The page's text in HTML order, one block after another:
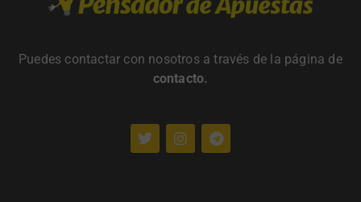
Puedes contactar con nosotros a través de la página de
contacto.